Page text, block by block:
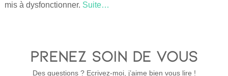
mis à dysfonctionner. Suite…
PRENEZ SOIN DE VOUS
Des questions ? Ecrivez-moi, j’aime bien vous lire !